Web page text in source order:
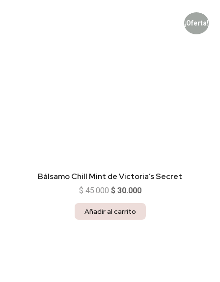
¡Oferta!
Bálsamo Chill Mint de Victoria’s Secret
$45.000 $30.000
Añadir al carrito